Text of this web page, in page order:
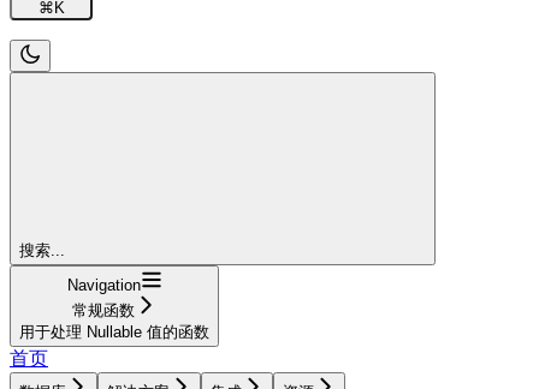
⌘K
搜索...
Navigation
常规函数
用于处理 Nullable 值的函数
首页